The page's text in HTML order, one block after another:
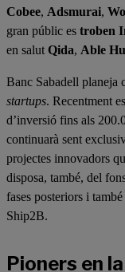
Cobee, Adsmurai,
gran públic es troben
en salut Qida, Able
Banc Sabadell planeja
startups. Recentment
d’inversió fins als
continuarà sent
projectes innovadors
disposa, també, del
fases posteriors i
Ship2B.
Pioners en